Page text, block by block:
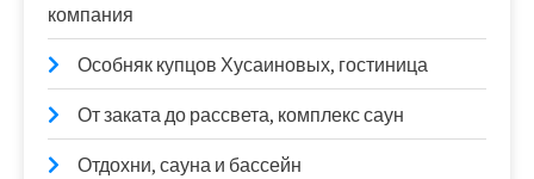
компания
Особняк купцов Хусаиновых, гостиница
От заката до рассвета, комплекс саун
Отдохни, сауна и бассейн